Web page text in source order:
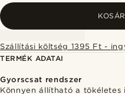
TERMÉK ADATAI
Gyorscsat rendszer
Könnyen állítható a tökéletes